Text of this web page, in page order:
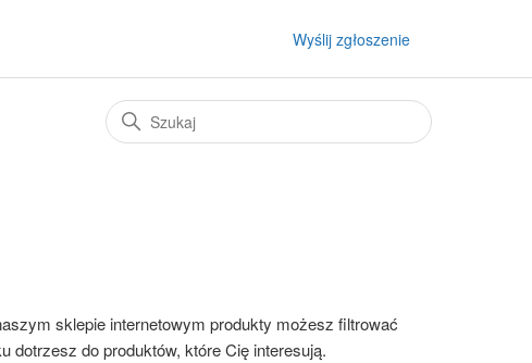
Wyślij zgłoszenie
sklepie internetowym produkty możesz filtrować
dotrzesz do produktów, które Cię interesują.